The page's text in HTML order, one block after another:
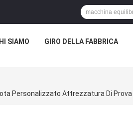
SIAMO GIRO DELLA FABBRICA